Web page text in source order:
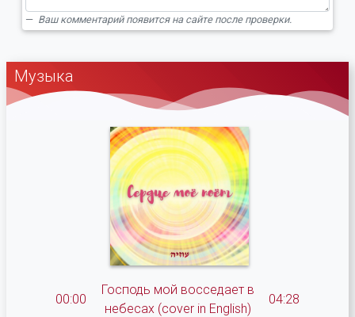
Ваш комментарий появится на сайте после проверки.
Музыка
00:00
Господь мой восседает в
небесах (cover in English)
04:28